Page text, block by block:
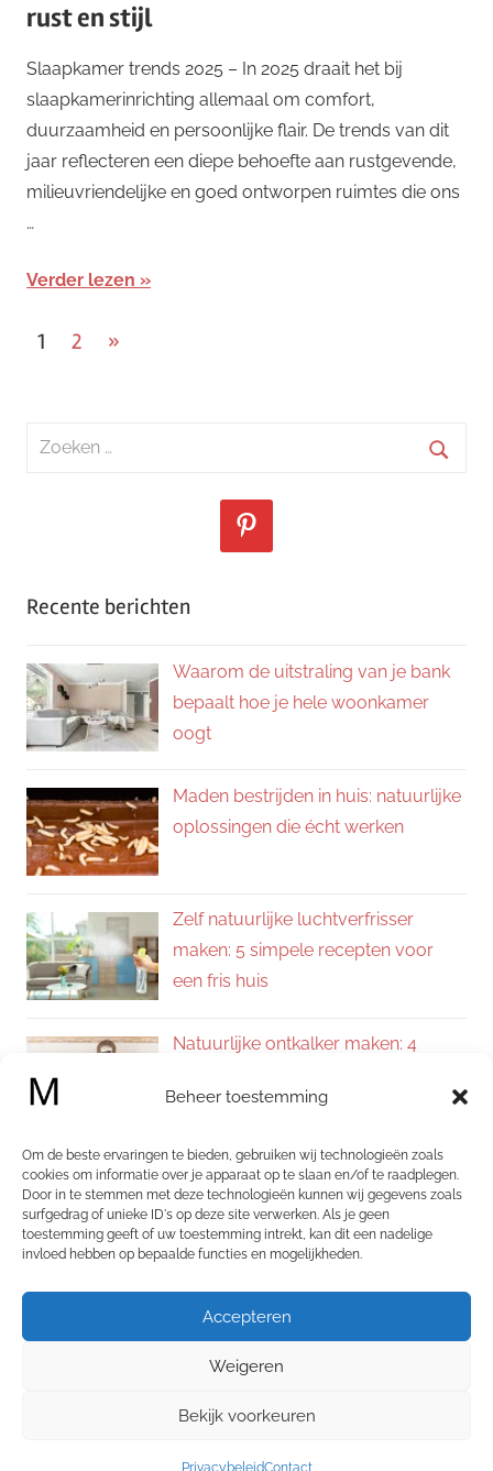
Beheer toestemming
Om de beste ervaringen te bieden, gebruiken wij technologieën zoals
cookies om informatie over je apparaat op te slaan en/of te raadplegen.
Door in te stemmen met deze technologieën kunnen wij gegevens zoals
surfgedrag of unieke ID's op deze site verwerken. Als je geen
toestemming geeft of uw toestemming intrekt, kan dit een nadelige
invloed hebben op bepaalde functies en mogelijkheden.
Accepteren
Weigeren
Bekijk voorkeuren
PrivacybeleidContact
rust en stijl
Slaapkamer trends 2025 – In 2025 draait het bij
slaapkamerinrichting allemaal om comfort,
duurzaamheid en persoonlijke flair. De trends van dit
jaar reflecteren een diepe behoefte aan rustgevende,
milieuvriendelijke en goed ontworpen ruimtes die ons
…
Verder lezen
Berichten
1 2
Volgende
»
Zoeken
Recente berichten
Waarom de uitstraling van je bank
bepaalt hoe je hele woonkamer
oogt
Maden bestrijden in huis: natuurlijke
oplossingen die écht werken
Zelf natuurlijke luchtverfrisser
maken: 5 simpele recepten voor
een fris huis
Natuurlijke ontkalker maken: 4
kalkvrij huis
Zelf allesreiniger maken: 4
natuurlijke recepten voor een
schoon en fris huis